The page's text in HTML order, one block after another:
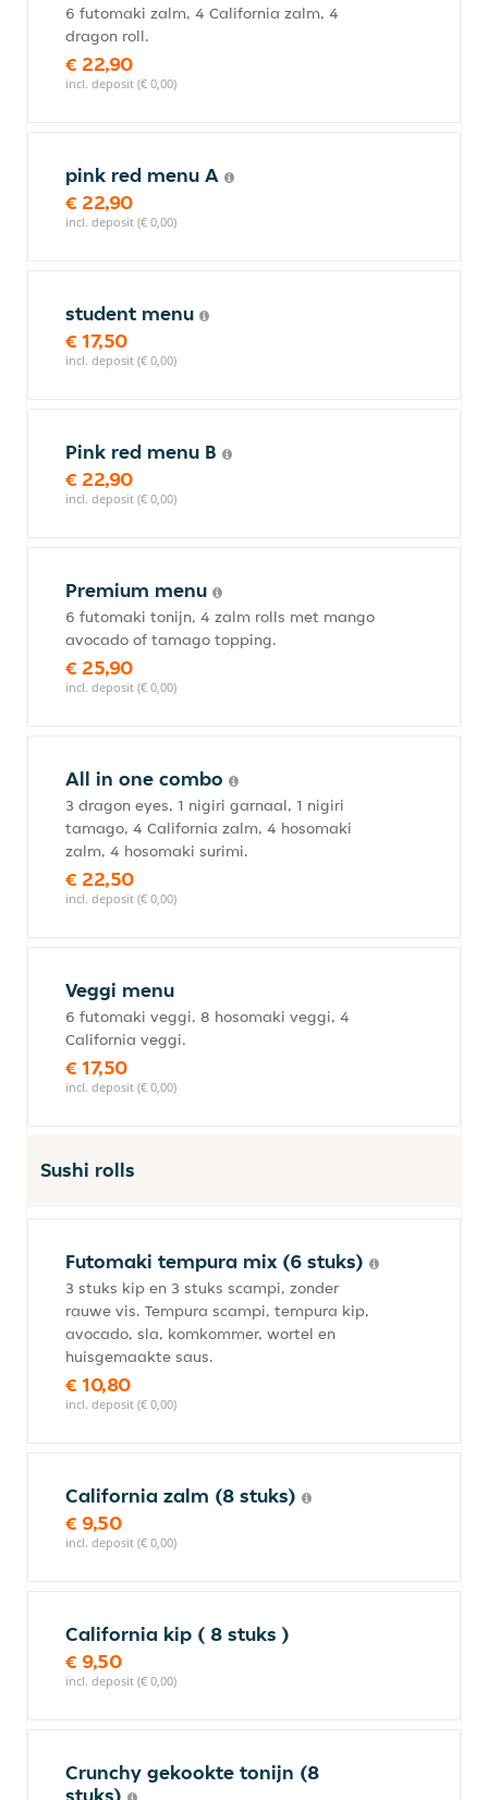
6 futomaki zalm, 4 California zalm, 4
dragon roll.
€ 22,90
incl. deposit (€ 0,00)
pink red menu A
€ 22,90
incl. deposit (€ 0,00)
student menu
€ 17,50
incl. deposit (€ 0,00)
Pink red menu B
€ 22,90
incl. deposit (€ 0,00)
Premium menu
6 futomaki tonijn, 4 zalm rolls met mango
avocado of tamago topping.
€ 25,90
incl. deposit (€ 0,00)
All in one combo
3 dragon eyes, 1 nigiri garnaal, 1 nigiri
tamago, 4 California zalm, 4 hosomaki
zalm, 4 hosomaki surimi.
€ 22,50
incl. deposit (€ 0,00)
Veggi menu
6 futomaki veggi, 8 hosomaki veggi, 4
California veggi.
€ 17,50
incl. deposit (€ 0,00)
Sushi rolls
Futomaki tempura mix (6 stuks)
3 stuks kip en 3 stuks scampi, zonder
rauwe vis. Tempura scampi, tempura kip,
avocado, sla, komkommer, wortel en
huisgemaakte saus.
€ 10,80
incl. deposit (€ 0,00)
California zalm (8 stuks)
€ 9,50
incl. deposit (€ 0,00)
California kip ( 8 stuks )
€ 9,50
incl. deposit (€ 0,00)
Crunchy gekookte tonijn (8